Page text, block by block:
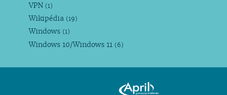
VPN (1)
Wikipédia (19)
Windows (1)
Windows 10/Windows 11 (6)